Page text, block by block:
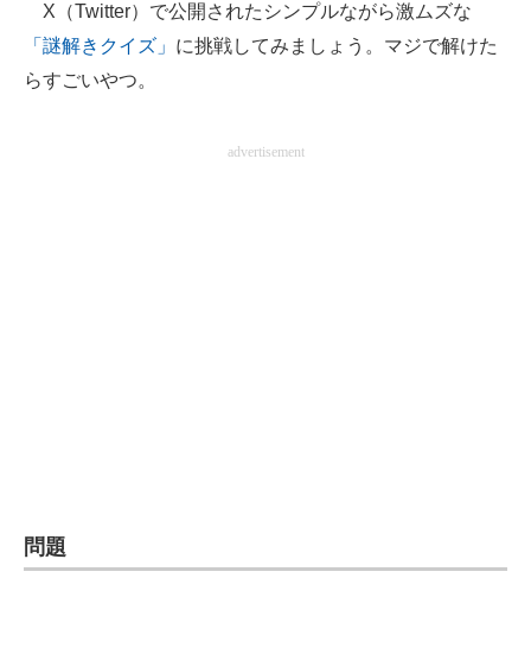
ITの今と未来を見通す
スマホと通信の最新トレンド
企業向けIT製品の総合サイト
X（Twitter）で公開されたシンプルながら激ムズな
「謎解きクイズ」 に挑戦してみましょう。マジで解けた
らすごいやつ。
advertisement
問題